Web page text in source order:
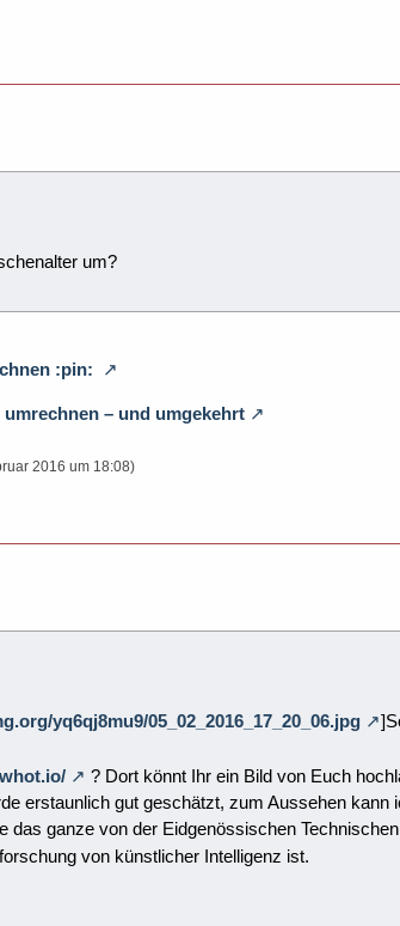
um?
:pin:
– und umgekehrt
2016 um 18:08)
yq6qj8mu9/05_02_2016_17_20_06.jpg
? Dort könnt Ihr ein Bild von Euch
erstaunlich gut geschätzt, zum Aussehen
das ganze von der Eidgenössischen
von künstlicher Intelligenz ist.